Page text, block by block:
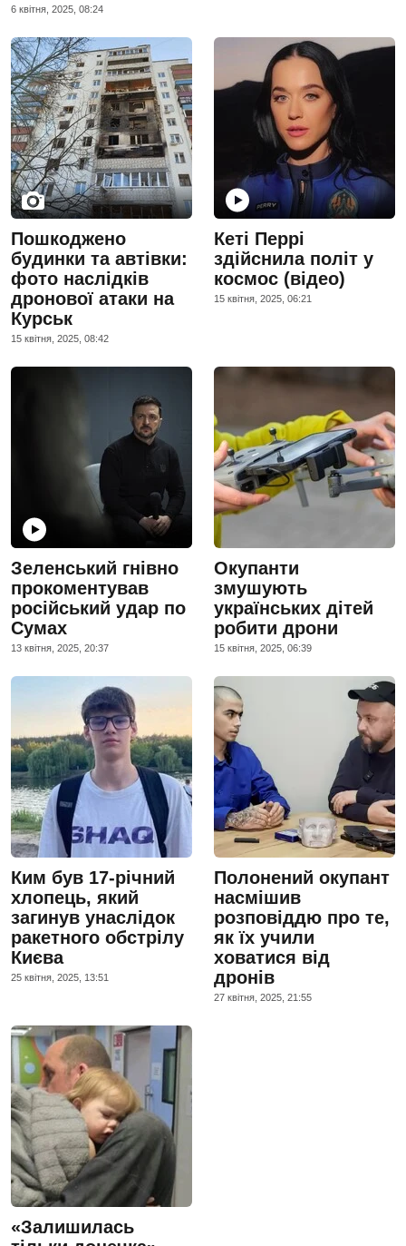
6 квiтня, 2025, 08:24
Пошкоджено
будинки та автівки:
фото наслідків
дронової атаки на
Курськ
15 квiтня, 2025, 08:42
Кеті Перрі
здійснила політ у
космос (відео)
15 квiтня, 2025, 06:21
Зеленський гнівно
прокоментував
російський удар по
Сумах
13 квiтня, 2025, 20:37
Окупанти
змушують
українських дітей
робити дрони
15 квiтня, 2025, 06:39
Ким був 17-річний
хлопець, який
загинув унаслідок
ракетного обстрілу
Києва
25 квiтня, 2025, 13:51
Полонений окупант
насмішив
розповіддю про те,
як їх учили
ховатися від
дронів
27 квiтня, 2025, 21:55
«Залишилась